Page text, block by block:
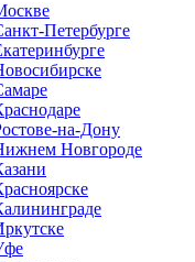
Петербурге
на-Дону
Новгороде